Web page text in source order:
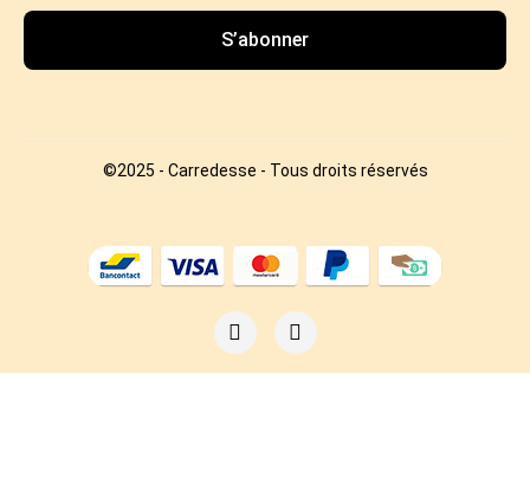
S’abonner
©2025 - Carredesse - Tous droits réservés